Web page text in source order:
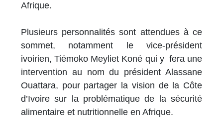
Afrique.
Plusieurs personnalités sont attendues à ce
sommet, notamment le vice-président
ivoirien, Tiémoko Meyliet Koné qui y fera une
intervention au nom du président Alassane
Ouattara, pour partager la vision de la Côte
d’Ivoire sur la problématique de la sécurité
alimentaire et nutritionnelle en Afrique.